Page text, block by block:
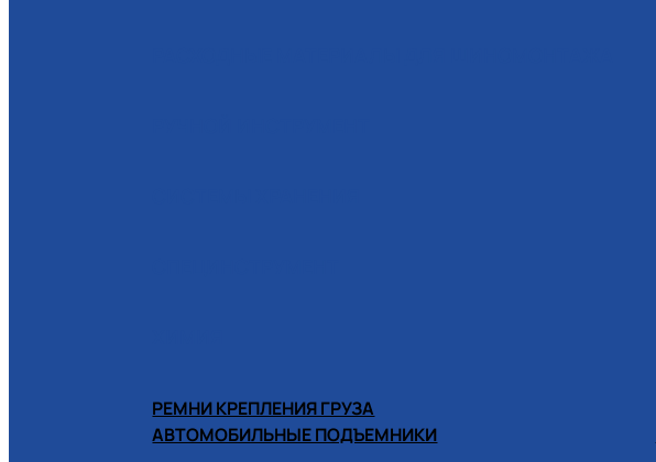
РЕМНИ КРЕПЛЕНИЯ ГРУЗА
АВТОМОБИЛЬНЫЕ ПОДЪЕМНИКИ